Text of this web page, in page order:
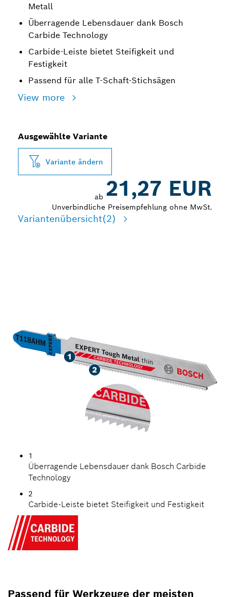
Metall
Überragende Lebensdauer dank Bosch
Carbide Technology
Carbide-Leiste bietet Steifigkeit und
Festigkeit
Passend für alle T-Schaft-Stichsägen
View more
Ausgewählte Variante
Variante ändern
ab 21,27 EUR
Unverbindliche Preisempfehlung ohne MwSt.
Variantenübersicht(2)
1
Überragende Lebensdauer dank Bosch Carbide
Technology
2
Carbide-Leiste bietet Steifigkeit und Festigkeit
Passend für Werkzeuge der meisten